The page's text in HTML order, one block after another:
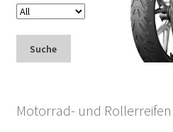
Suche
Motorrad- und Rollerreifen